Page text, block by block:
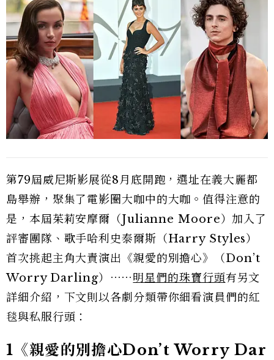
第79屆威尼斯影展從8月底開跑，選址在義大麗都
島舉辦，聚集了電影圈大咖中的大咖。值得注意的
是，本屆茱莉安摩爾（Julianne Moore）加入了
評審團隊、歌手哈利史泰爾斯（Harry Styles）
首次挑起主角大責演出《親愛的別擔心》（Don’t
Worry Darling）⋯⋯明星們的珠寶行頭有另文
詳細介紹，下文則以各劇分類帶你細看演員們的紅
毯與私服行頭：
1《親愛的別擔心Don’t Worry Dar